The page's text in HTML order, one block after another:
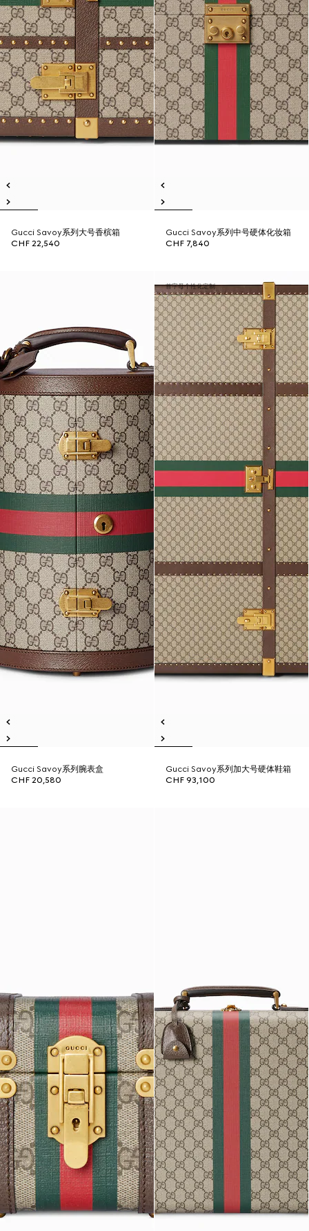
Gucci Savoy系列大号香槟箱
CHF 22,540
Gucci Savoy系列中号硬体化妆箱
CHF 7,840
Gucci Savoy系列腕表盒
CHF 20,580
首字母个性化定制
Gucci Savoy系列加大号硬体鞋箱
CHF 93,100